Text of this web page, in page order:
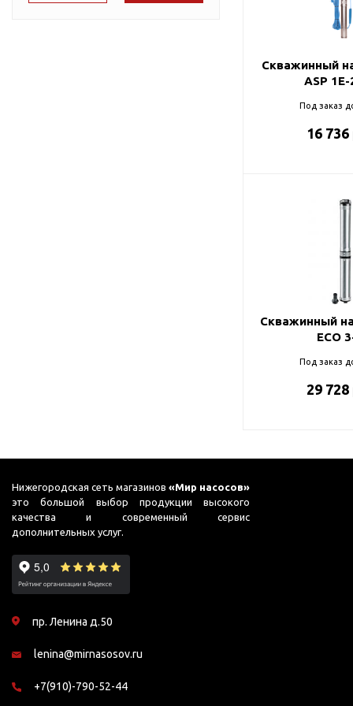
Подшипники
Джилекс
Скважинный
ASP
Под заказ
16 736
Скважинный
ECO
Под заказ
29 728
Нижегородская сеть магазинов«Мир насосов»
это большой выбор продукции высокого
качества и современный сервис
дополнительных услуг.
пр. Ленина д.50
lenina@mirnasosov.ru
+7(910)-790-52-44